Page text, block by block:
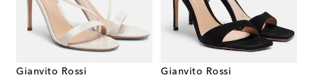
Gianvito Rossi
Gianvito Rossi